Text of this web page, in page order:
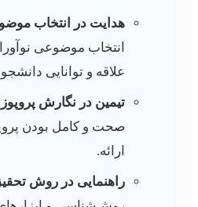
هدایت در انتخاب
انتخاب موضوعی
علاقه و توانایی
تیمین در نگارش
صحت و کامل بودن
ارائه.
راهنمایی در روش